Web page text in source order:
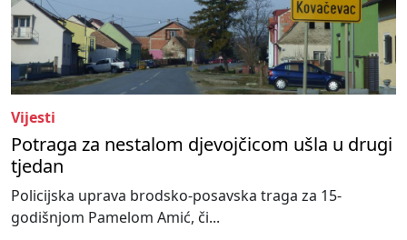
Vijesti
Potraga za nestalom djevojčicom ušla u drugi
tjedan
Policijska uprava brodsko-posavska traga za 15-
godišnjom Pamelom Amić, či...